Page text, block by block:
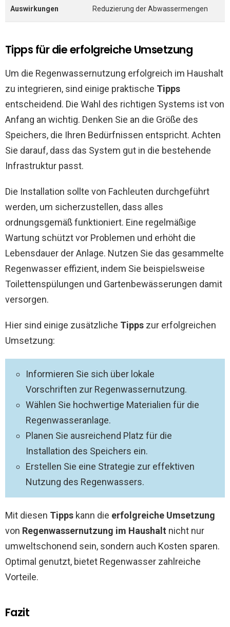
Auswirkungen
Reduzierung der Abwassermengen
Tipps für die erfolgreiche Umsetzung
Um die Regenwassernutzung erfolgreich im Haushalt
zu integrieren, sind einige praktische Tipps
entscheidend. Die Wahl des richtigen Systems ist von
Anfang an wichtig. Denken Sie an die Größe des
Speichers, die Ihren Bedürfnissen entspricht. Achten
Sie darauf, dass das System gut in die bestehende
Infrastruktur passt.
Die Installation sollte von Fachleuten durchgeführt
werden, um sicherzustellen, dass alles
ordnungsgemäß funktioniert. Eine regelmäßige
Wartung schützt vor Problemen und erhöht die
Lebensdauer der Anlage. Nutzen Sie das gesammelte
Regenwasser effizient, indem Sie beispielsweise
Toilettenspülungen und Gartenbewässerungen damit
versorgen.
Hier sind einige zusätzliche Tipps zur erfolgreichen
Umsetzung:
Informieren Sie sich über lokale
Vorschriften zur Regenwassernutzung.
Wählen Sie hochwertige Materialien für die
Regenwasseranlage.
Planen Sie ausreichend Platz für die
Installation des Speichers ein.
Erstellen Sie eine Strategie zur effektiven
Nutzung des Regenwassers.
Mit diesen Tipps kann die erfolgreiche Umsetzung
von Regenwassernutzung im Haushalt nicht nur
umweltschonend sein, sondern auch Kosten sparen.
Optimal genutzt, bietet Regenwasser zahlreiche
Vorteile.
Fazit